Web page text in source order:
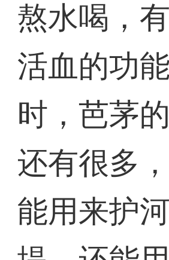
熬水喝，
活血的功
时，芭茅
还有很多
能用来护